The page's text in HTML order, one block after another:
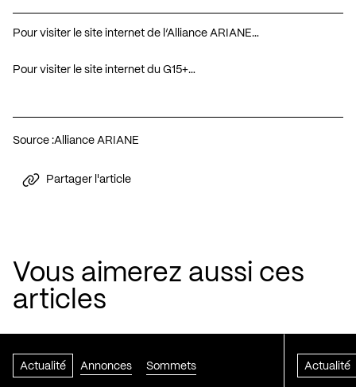
Pour visiter le site internet de l’Alliance ARIANE…
Pour visiter le site internet du G15+…
Source :Alliance ARIANE
Partager l'article
Vous aimerez aussi ces
articles
Actualité Annonces Sommets Actualité